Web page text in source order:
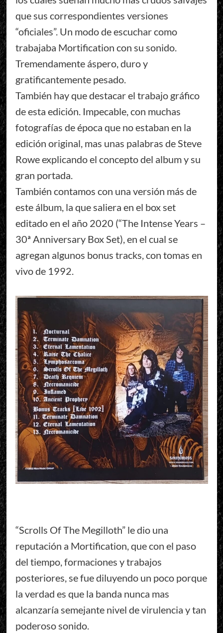
que sus correspondientes versiones
“oficiales”. Un modo de escuchar como
trabajaba Mortification con su sonido.
Tremendamente áspero, duro y
gratificantemente pesado.
También hay que destacar el trabajo gráfico
de esta edición. Impecable, con muchas
fotografías de época que no estaban en la
edición original, mas unas palabras de Steve
Rowe explicando el concepto del album y su
gran portada.
También contamos con una versión más de
este álbum, la que saliera en el box set
editado en el año 2020 (“The Intense Years –
30ª Anniversary Box Set), en el cual se
agregan algunos bonus tracks, con tomas en
vivo de 1992.
“Scrolls Of The Megilloth” le dio una
reputación a Mortification, que con el paso
del tiempo, formaciones y trabajos
posteriores, se fue diluyendo un poco porque
la verdad es que la banda nunca mas
alcanzaría semejante nivel de virulencia y tan
poderoso sonido.